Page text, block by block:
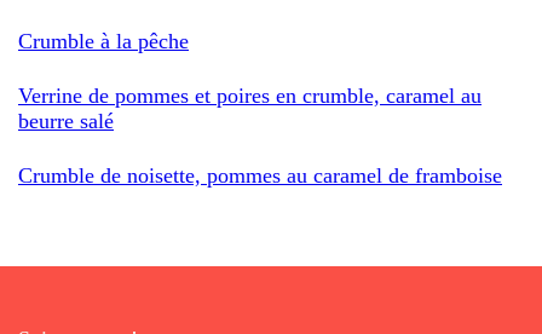
Crumble à la pêche
Verrine de pommes et poires en crumble, caramel au
beurre salé
Crumble de noisette, pommes au caramel de framboise